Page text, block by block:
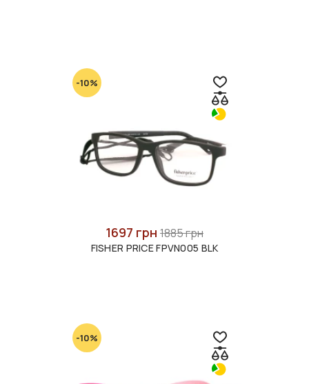
-10%
1697 грн 1885 грн
FISHER PRICE FPVN005 BLK
-10%